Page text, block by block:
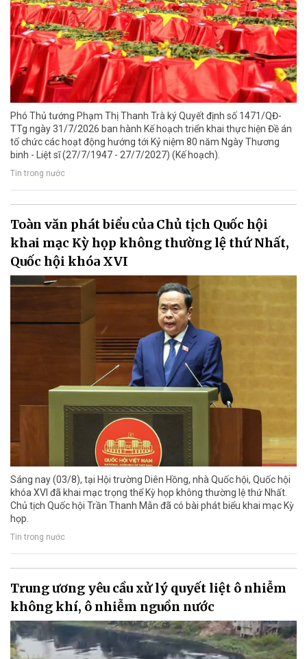
Phó Thủ tướng Phạm Thị Thanh Trà ký Quyết định số 1471/QĐ-
TTg ngày 31/7/2026 ban hành Kế hoạch triển khai thực hiện Đề án
tổ chức các hoạt động hướng tới Kỷ niệm 80 năm Ngày Thương
binh - Liệt sĩ (27/7/1947 - 27/7/2027) (Kế hoạch).
Tin trong nước
Toàn văn phát biểu của Chủ tịch Quốc hội
khai mạc Kỳ họp không thường lệ thứ Nhất,
Quốc hội khóa XVI
Sáng nay (03/8), tại Hội trường Diên Hồng, nhà Quốc hội, Quốc hội
khóa XVI đã khai mạc trọng thể Kỳ họp không thường lệ thứ Nhất.
Chủ tịch Quốc hội Trần Thanh Mẫn đã có bài phát biểu khai mạc Kỳ
họp.
Tin trong nước
Trung ương yêu cầu xử lý quyết liệt ô nhiễm
không khí, ô nhiễm nguồn nước